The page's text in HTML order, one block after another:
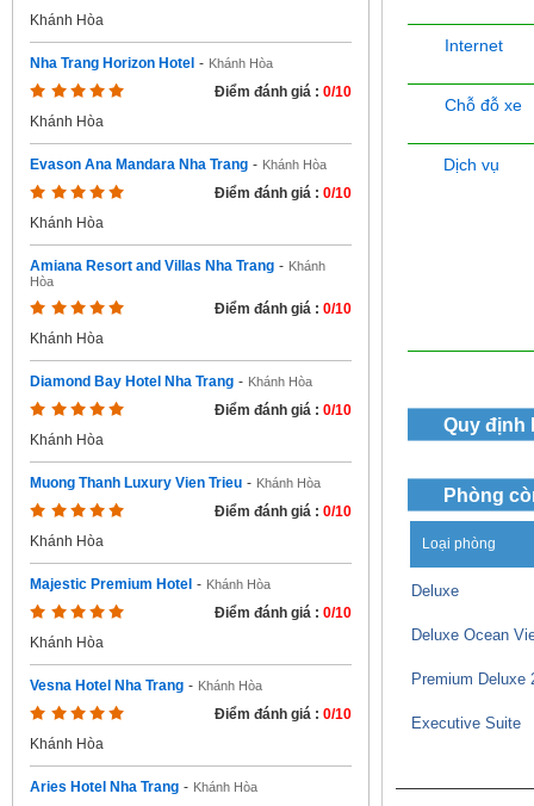
Khánh Hòa
Nha Trang Horizon Hotel - Khánh Hòa
Điểm đánh giá : 0/10
Khánh Hòa
Evason Ana Mandara Nha Trang - Khánh Hòa
Điểm đánh giá : 0/10
Khánh Hòa
Amiana Resort and Villas Nha Trang - Khánh
Hòa
Điểm đánh giá : 0/10
Khánh Hòa
Diamond Bay Hotel Nha Trang - Khánh Hòa
Điểm đánh giá : 0/10
Khánh Hòa
Muong Thanh Luxury Vien Trieu - Khánh Hòa
Điểm đánh giá : 0/10
Khánh Hòa
Majestic Premium Hotel - Khánh Hòa
Điểm đánh giá : 0/10
Khánh Hòa
Vesna Hotel Nha Trang - Khánh Hòa
Điểm đánh giá : 0/10
Khánh Hòa
Aries Hotel Nha Trang - Khánh Hòa
Internet
Chỗ đỗ xe
Dịch vụ
Quy định
Phòng
Loại phòng
Deluxe
Deluxe Ocean
Premium Deluxe
Executive Suite